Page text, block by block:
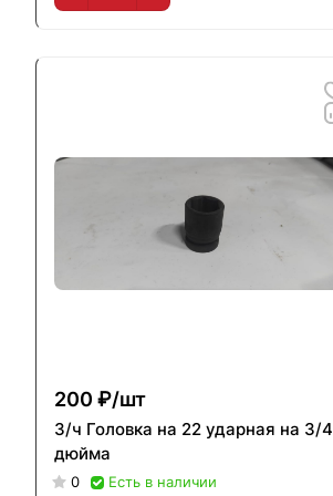
200 ₽/шт
З/ч Головка на 22 ударная на 3/4
дюйма
0 Есть в наличии